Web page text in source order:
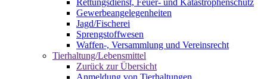
Gewerbeangelegenheiten
Jagd/Fischerei
Sprengstoffwesen
Waffen-, Versammlung und Vereinsrecht
Tierhaltung/Lebensmittel
Zurück zur Übersicht
Anmeldung von Tierhaltungen